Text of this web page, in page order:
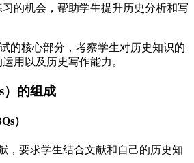
的机会，帮助学生提升历史分析和写
的核心部分，考察学生对历史知识的
用以及历史写作能力。
）的组成
）
，要求学生结合文献和自己的历史知